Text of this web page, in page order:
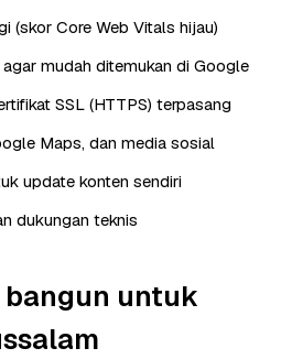
(skor Core Web Vitals hijau)
mudah ditemukan di Google
SSL (HTTPS) terpasang
Maps, dan media sosial
update konten sendiri
dukungan teknis
bangun untuk